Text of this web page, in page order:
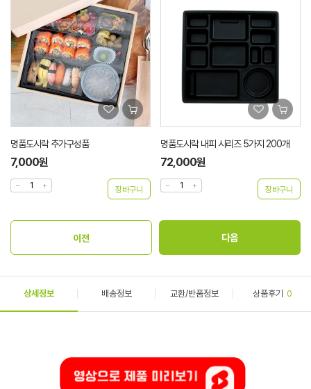
명품도시락 추가구성품
7,000원
명품도시락 내피 시리즈 5가지 200개
72,000원
상세정보 배송정보 교환/반품정보 상품후기 0